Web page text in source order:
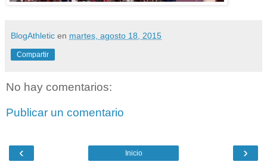
BlogAthletic en martes, agosto 18, 2015
Compartir
No hay comentarios:
Publicar un comentario
‹ ›
Inicio